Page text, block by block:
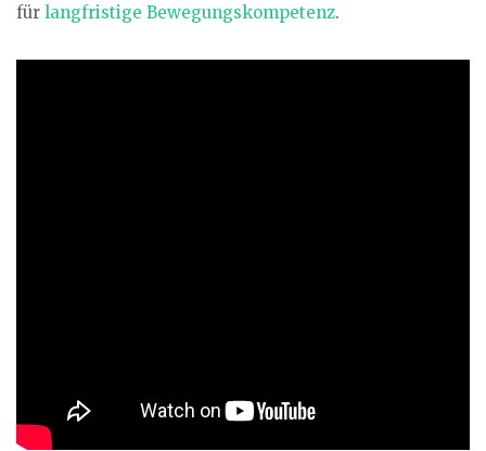
für langfristige Bewegungskompetenz.